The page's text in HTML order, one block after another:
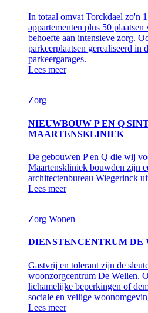
In totaal omvat Torckdael zo'n
appartementen plus 50 plaatsen
behoefte aan intensieve zorg.
parkeerplaatsen gerealiseerd in
parkeergarages.
Lees meer
Zorg
NIEUWBOUW P EN Q
MAARTENSKLINIEK
De gebouwen P en Q die wij
Maartenskliniek bouwden zijn
architectenbureau Wiegerinck
Lees meer
Zorg Wonen
DIENSTENCENTRUM DE
Gastvrij en tolerant zijn de
woonzorgcentrum De Wellen.
lichamelijke beperkingen of
sociale en veilige
Lees meer